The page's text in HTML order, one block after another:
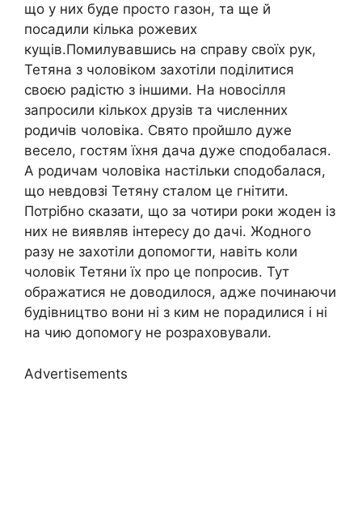
що у них буде просто газон, та ще й
посадили кілька рожевих
кущів.Помилувавшись на справу своїх рук,
Тетяна з чоловіком захотіли поділитися
своєю радістю з іншими. На новосілля
запросили кількох друзів та численних
родичів чоловіка. Свято пройшло дуже
весело, гостям їхня дача дуже сподобалася.
А родичам чоловіка настільки сподобалася,
що невдовзі Тетяну сталом це гнітити.
Потрібно сказати, що за чотири роки жоден із
них не виявляв інтересу до дачі. Жодного
разу не захотіли допомогти, навіть коли
чоловік Тетяни їх про це попросив. Тут
ображатися не доводилося, адже починаючи
будівництво вони ні з ким не порадилися і ні
на чию допомогу не розраховували.
Advertisements